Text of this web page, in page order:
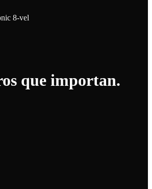
8-vel
que importan.